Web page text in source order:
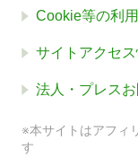
Cookie等の利
サイトアクセ
法人・プレス
※本サイトはアフィ
す